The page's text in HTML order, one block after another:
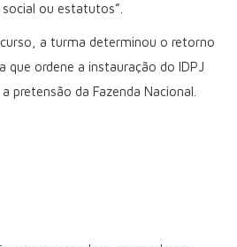
ou estatutos”.
a turma determinou o retorno
que ordene a instauração do IDPJ
pretensão da Fazenda Nacional.